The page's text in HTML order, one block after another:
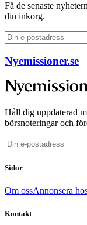
Få de senaste
din inkorg.
Nyemissioner.se
Håll dig uppdaterad
börsnoteringar och
Sidor
Om ossAnnonsera
Kontakt